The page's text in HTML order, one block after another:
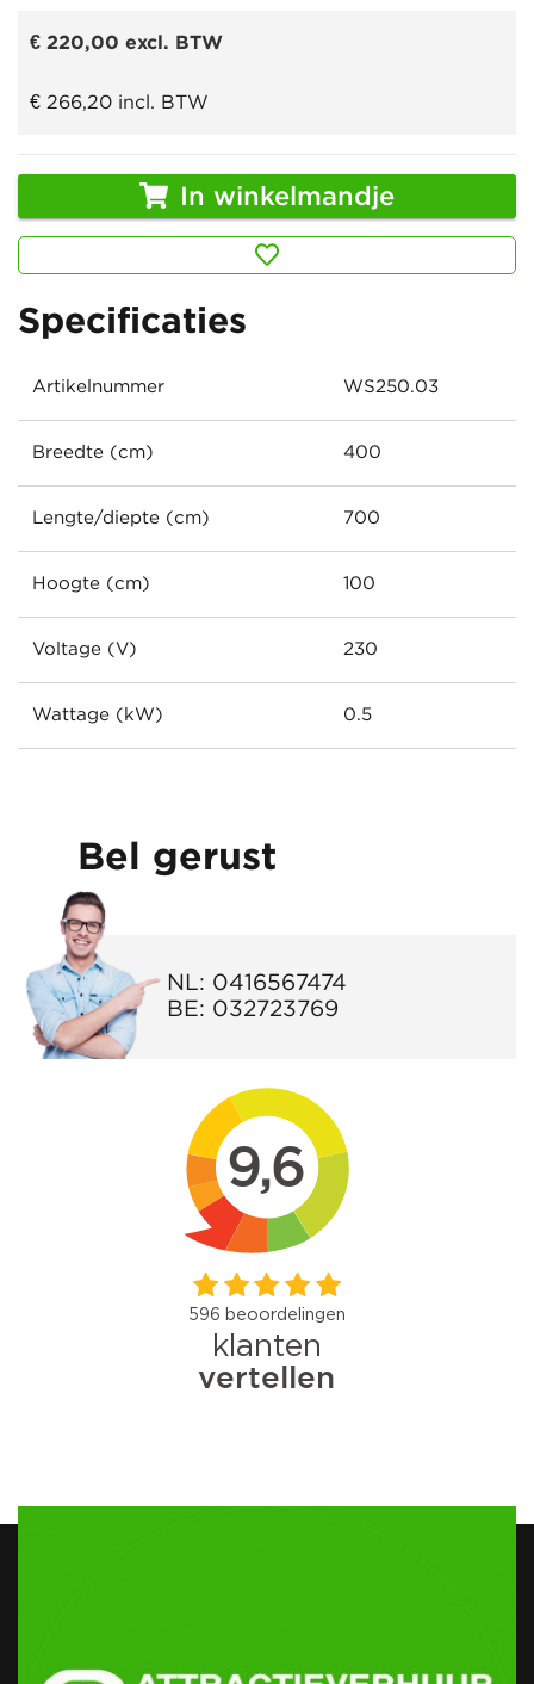
€ 220,00 excl. BTW
€ 266,20 incl. BTW
In winkelmandje
Specificaties
Artikelnummer WS250.03
Breedte (cm) 400
Lengte/diepte (cm) 700
Hoogte (cm) 100
Voltage (V) 230
Wattage (kW) 0.5
Bel gerust
NL: 0416567474
BE: 032723769